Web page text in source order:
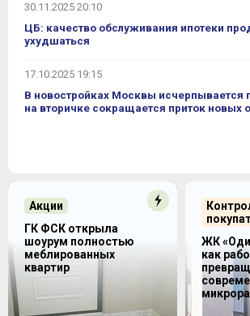
30.11.2025 20:10
ЦБ: качество обслуживания ипотеки
ухудшаться
17.10.2025 19:15
В новостройках Москвы исчерпывается
на вторичке сокращается приток новых
ЖК
как
Акции
ГК ФСК открыла
шоурум полностью
меблированных
квартир